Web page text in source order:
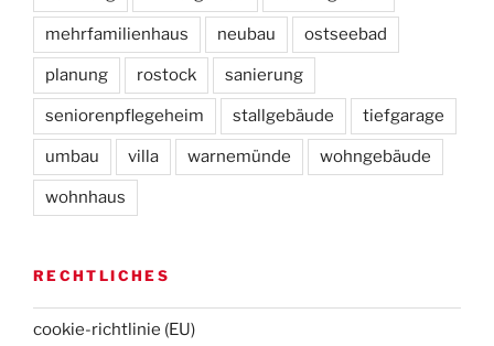
mehrfamilienhaus neubau ostseebad
planung rostock sanierung
seniorenpflegeheim stallgebäude tiefgarage
umbau villa warnemünde wohngebäude
wohnhaus
RECHTLICHES
cookie-richtlinie (EU)